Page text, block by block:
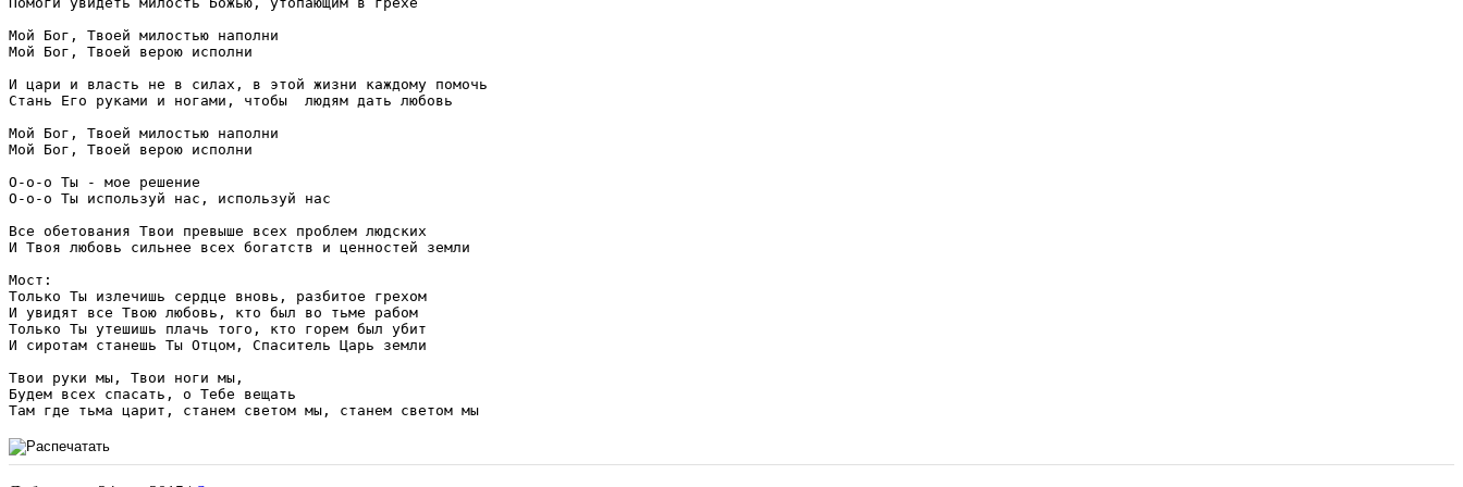
Мой Бог, Твоей милостью наполни
Мой Бог, Твоей верою исполни
И цари и власть не в силах, в этой жизни каждому помочь
Стань Его руками и ногами, чтобы  людям дать любовь
Мой Бог, Твоей милостью наполни
Мой Бог, Твоей верою исполни
О-о-о Ты - мое решение
О-о-о Ты используй нас, используй нас
Все обетования Твои превыше всех проблем людских
И Твоя любовь сильнее всех богатств и ценностей земли
Мост:
Только Ты излечишь сердце вновь, разбитое грехом
И увидят все Твою любовь, кто был во тьме рабом
Только Ты утешишь плачь того, кто горем был убит
И сиротам станешь Ты Отцом, Спаситель Царь земли
Твои руки мы, Твои ноги мы,
Будем всех спасать, о Тебе вещать